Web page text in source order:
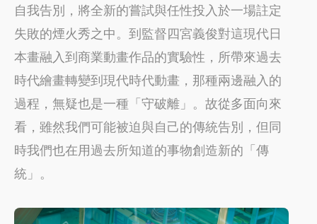
自我告別，將全新的嘗試與任性投入於一場註定
失敗的煙火秀之中。到監督四宮義俊對這現代日
本畫融入到商業動畫作品的實驗性，所帶來過去
時代繪畫轉變到現代時代動畫，那種兩邊融入的
過程，無疑也是一種「守破離」。故從多面向來
看，雖然我們可能被迫與自己的傳統告別，但同
時我們也在用過去所知道的事物創造新的「傳
統」。